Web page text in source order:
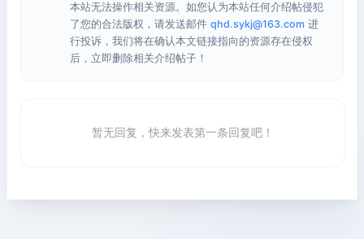
本站无法操作相关资源。如您认为本站任何介绍帖侵犯
了您的合法版权，请发送邮件 qhd.sykj@163.com 进
行投诉，我们将在确认本文链接指向的资源存在侵权
后，立即删除相关介绍帖子！
暂无回复，快来发表第一条回复吧！